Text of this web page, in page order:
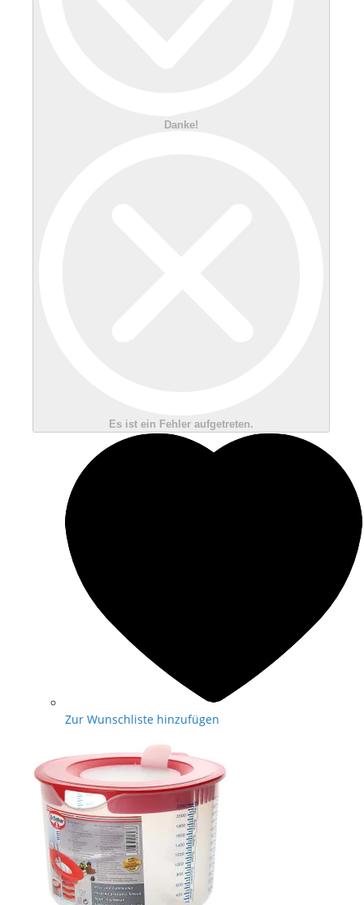
Danke!
Es ist ein Fehler aufgetreten.
Zur Wunschliste hinzufügen